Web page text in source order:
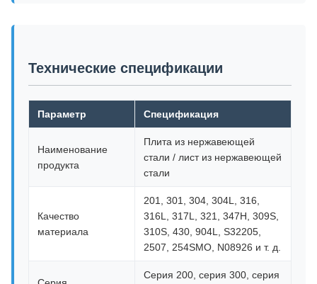
Технические спецификации
Параметр Спецификация
Наименование
продукта
Плита из нержавеющей
стали / лист из нержавеющей
стали
Качество
материала
201, 301, 304, 304L, 316,
316L, 317L, 321, 347H, 309S,
310S, 430, 904L, S32205,
2507, 254SMO, N08926 и т. д.
Серия 200, серия 300, серия